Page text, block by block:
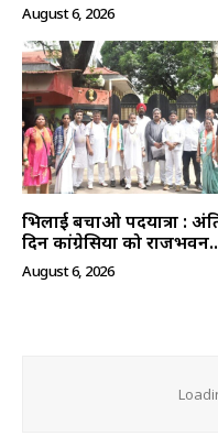
August 6, 2026
भिलाई बचाओ पदयात्रा :
दिन कांग्रेसियों को
August 6, 2026